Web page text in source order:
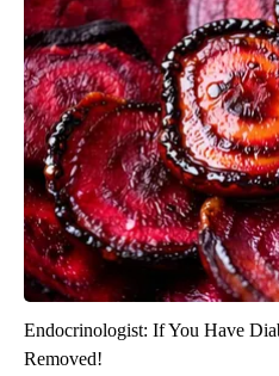
Endocrinologist: If You Have
Removed!